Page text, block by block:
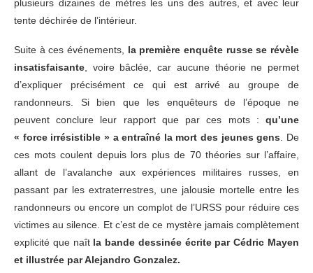
plusieurs dizaines de mètres les uns des autres, et avec leur
tente déchirée de l’intérieur.
Suite à ces événements, la première enquête russe se révèle
insatisfaisante , voire bâclée, car aucune théorie ne permet
d’expliquer précisément ce qui est arrivé au groupe de
randonneurs. Si bien que les enquêteurs de l’époque ne
peuvent conclure leur rapport que par ces mots : qu’une
« force irrésistible » a entraîné la mort des jeunes gens . De
ces mots coulent depuis lors plus de 70 théories sur l’affaire,
allant de l’avalanche aux expériences militaires russes, en
passant par les extraterrestres, une jalousie mortelle entre les
randonneurs ou encore un complot de l’URSS pour réduire ces
victimes au silence. Et c’est de ce mystère jamais complètement
explicité que naît la bande dessinée écrite par Cédric Mayen
et illustrée par Alejandro Gonzalez.